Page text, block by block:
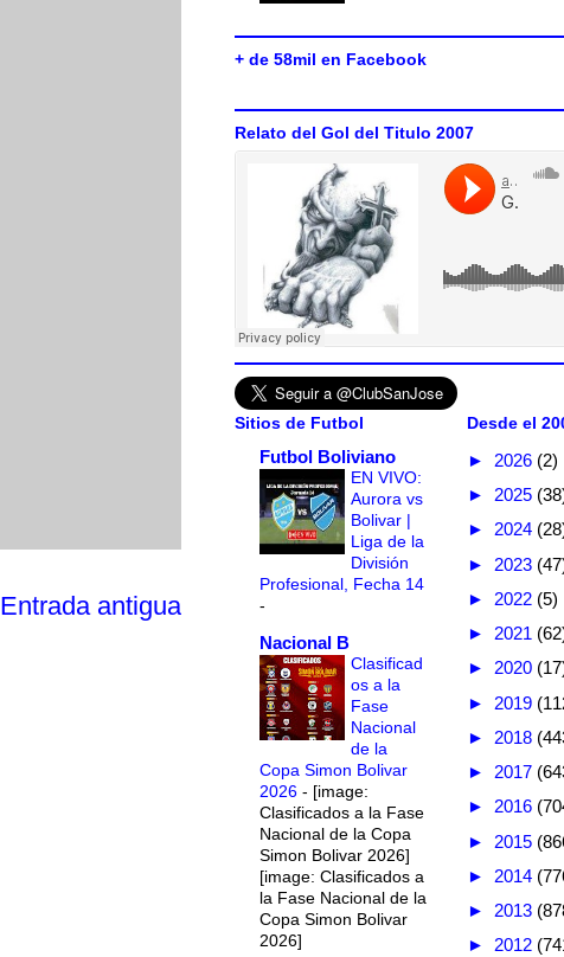
Entrada antigua
+ de 58mil en Facebook
Relato del Gol del Titulo 2007
Sitios de Futbol
Futbol Boliviano
EN VIVO:
Aurora vs
Bolivar |
Liga de la
División
Profesional, Fecha 14
-
Nacional B
Clasificad
os a la
Fase
Nacional
de la
Copa Simon Bolivar
2026 - [image:
Clasificados a la Fase
Nacional de la Copa
Simon Bolivar 2026]
[image: Clasificados a
la Fase Nacional de la
Copa Simon Bolivar
2026]
Desde el
► 2026 (2)
► 2025
► 2024
► 2023
► 2022 (5)
► 2021
► 2020
► 2019
► 2018
► 2017
► 2016
► 2015
► 2014
► 2013
► 2012